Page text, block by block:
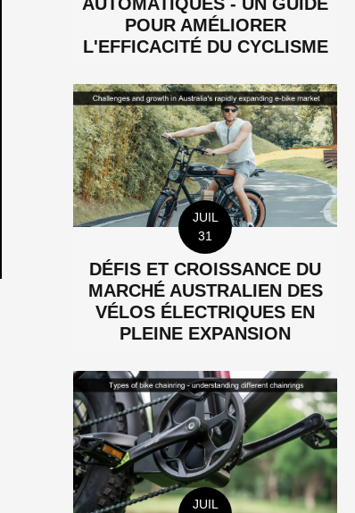
POUR AMÉLIORER
L'EFFICACITÉ DU CYCLISME
JUIL
31
DÉFIS ET CROISSANCE DU
MARCHÉ AUSTRALIEN DES
VÉLOS ÉLECTRIQUES EN
PLEINE EXPANSION
JUIL